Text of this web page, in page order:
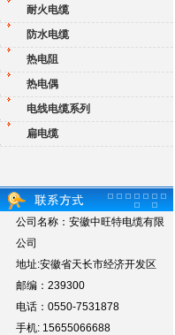
耐火电缆
防水电缆
热电阻
热电偶
电线电缆系列
扁电缆
公司名称：安徽中旺特电缆有限
公司
地址:安徽省天长市经济开发区
邮编：239300
电话：0550-7531878
手机: 15655066688